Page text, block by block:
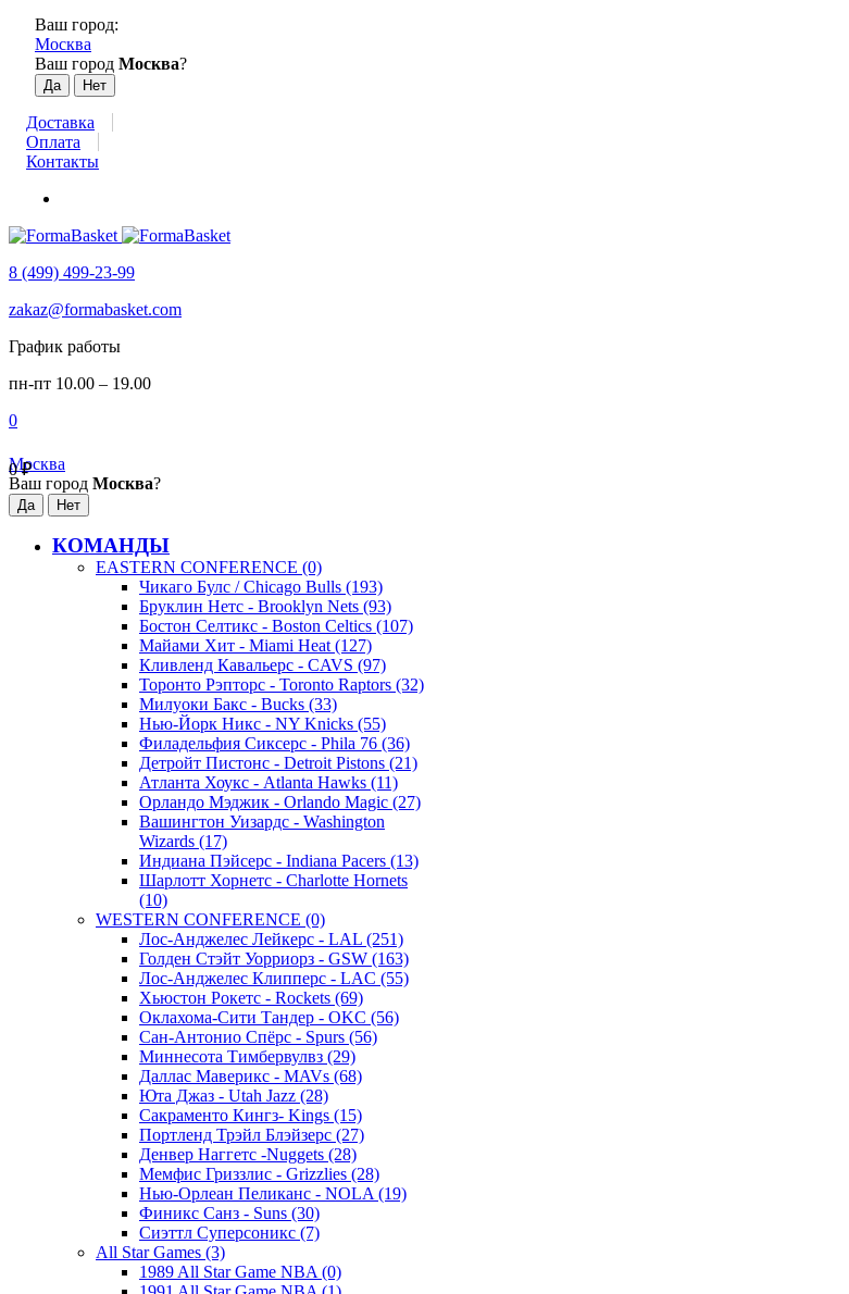
Ваш город:
Москва
Ваш город Москва?
Доставка
Оплата
Контакты
8 (499) 499-23-99
zakaz@formabasket.com
График работы
пн-пт 10.00 – 19.00
0
0₽
Москва
Ваш город Москва?
КОМАНДЫ
EASTERN CONFERENCE (0)
Чикаго Булс / Chicago Bulls (193)
Бруклин Нетс - Brooklyn Nets (93)
Бостон Селтикс - Boston Celtics (107)
Майами Хит - Miami Heat (127)
Кливленд Кавальерс - CAVS (97)
Торонто Рэпторс - Toronto Raptors (32)
Милуоки Бакс - Bucks (33)
Нью-Йорк Никс - NY Knicks (55)
Филадельфия Сиксерс - Phila 76 (36)
Детройт Пистонс - Detroit Pistons (21)
Атланта Хоукс - Atlanta Hawks (11)
Орландо Мэджик - Orlando Magic (27)
Вашингтон Уизардс - Washington
Wizards (17)
Индиана Пэйсерс - Indiana Pacers (13)
Шарлотт Хорнетс - Charlotte Hornets
(10)
WESTERN CONFERENCE (0)
Лос-Анджелес Лейкерс - LAL (251)
Голден Стэйт Уорриорз - GSW (163)
Лос-Анджелес Клипперс - LAC (55)
Хьюстон Рокетс - Rockets (69)
Оклахома-Сити Тандер - OKC (56)
Сан-Антонио Спёрс - Spurs (56)
Миннесота Тимбервулвз (29)
Даллас Маверикс - MAVs (68)
Юта Джаз - Utah Jazz (28)
Сакраменто Кингз- Kings (15)
Портленд Трэйл Блэйзерс (27)
Денвер Наггетс -Nuggets (28)
Мемфис Гриззлис - Grizzlies (28)
Нью-Орлеан Пеликанс - NOLA (19)
Финикс Санз - Suns (30)
Сиэттл Суперсоникс (7)
All Star Games (3)
1989 All Star Game NBA (0)